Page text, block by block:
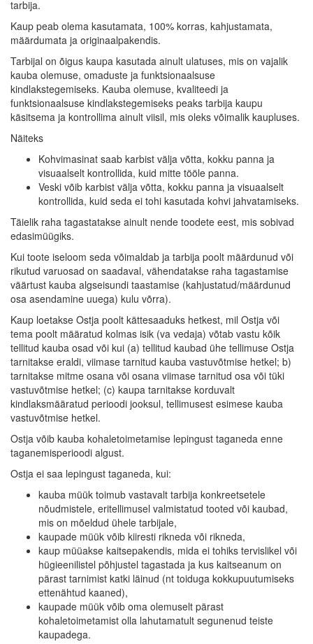
tarbija.
Kaup peab olema kasutamata, 100% korras, kahjustamata,
määrdumata ja originaalpakendis.
Tarbijal on õigus kaupa kasutada ainult ulatuses, mis on vajalik
kauba olemuse, omaduste ja funktsionaalsuse
kindlakstegemiseks. Kauba olemuse, kvaliteedi ja
funktsionaalsuse kindlakstegemiseks peaks tarbija kaupu
käsitsema ja kontrollima ainult viisil, mis oleks võimalik kaupluses.
Näiteks
Kohvimasinat saab karbist välja võtta, kokku panna ja
visuaalselt kontrollida, kuid mitte tööle panna.
Veski võib karbist välja võtta, kokku panna ja visuaalselt
kontrollida, kuid seda ei tohi kasutada kohvi jahvatamiseks.
Täielik raha tagastatakse ainult nende toodete eest, mis sobivad
edasimüügiks.
Kui toote iseloom seda võimaldab ja tarbija poolt määrdunud või
rikutud varuosad on saadaval, vähendatakse raha tagastamise
väärtust kauba algseisundi taastamise (kahjustatud/määrdunud
osa asendamine uuega) kulu võrra).
Kaup loetakse Ostja poolt kättesaaduks hetkest, mil Ostja või
tema poolt määratud kolmas isik (va vedaja) võtab vastu kõik
tellitud kauba osad või kui (a) tellitud kaubad ühe tellimuse Ostja
tarnitakse eraldi, viimase tarnitud kauba vastuvõtmise hetkel; b)
tarnitakse mitme osana või osana viimase tarnitud osa või tüki
vastuvõtmise hetkel; (c) kaupa tarnitakse korduvalt
kindlaksmääratud perioodi jooksul, tellimusest esimese kauba
vastuvõtmise hetkel.
Ostja võib kauba kohaletoimetamise lepingust taganeda enne
taganemisperioodi algust.
Ostja ei saa lepingust taganeda, kui:
kauba müük toimub vastavalt tarbija konkreetsetele
nõudmistele, eritellimusel valmistatud tooted või kaubad,
mis on mõeldud ühele tarbijale,
kaupade müük võib kiiresti rikneda või rikneda,
kaup müüakse kaitsepakendis, mida ei tohiks tervislikel või
hügieenilistel põhjustel tagastada ja kus kaitseanum on
pärast tarnimist katki läinud (nt toiduga kokkupuutumiseks
ettenähtud kaaned),
kaupade müük võib oma olemuselt pärast
kohaletoimetamist olla lahutamatult segunenud teiste
kaupadega.